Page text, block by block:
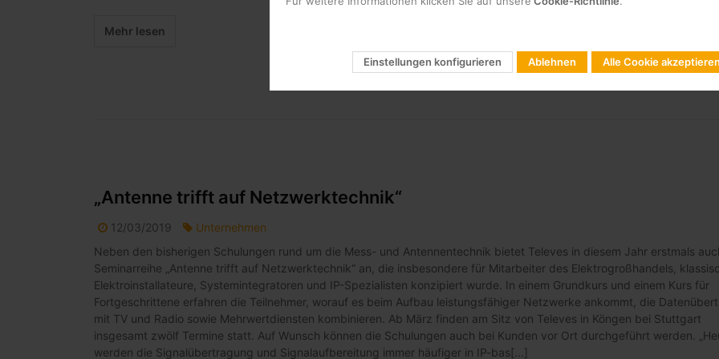
Mehr lesen
„Antenne trifft auf Netzwerktechnik“
12/03/2019
Unternehmen
Neben den bisherigen Schulungen rund um die Mess- und Antennentechnik bietet Televes in diesem Jahr erstmals
Seminarreihe „Antenne trifft auf Netzwerktechnik“ an, die insbesondere für Mitarbeiter des Elektrogroßhandels,
Elektroinstallateure, Systemintegratoren und IP-Spezialisten konzipiert wurde. In einem Grundkurs und einem Kurs für
Fortgeschrittene erfahren die Teilnehmer, worauf es beim Aufbau leistungsfähiger Netzwerke ankommt, die
mit TV und Radio sowie Mehrwertdiensten kombinieren. Ab März finden am Sitz von Televes in Köngen bei Stuttgart
insgesamt zwölf Termine statt. Auf Wunsch können die Schulungen auch bei Kunden vor Ort durchgeführt werden.
werden die Signalübertragung und Signalaufbereitung immer häufiger in IP-bas[...]
Einstellungen konfigurieren Ablehnen Alle Cookie akzeptieren